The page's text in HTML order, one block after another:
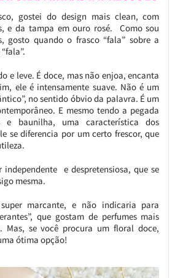
gostei do design mais clean, com
e da tampa em ouro rosé. Como sou
gosto quando o frasco “fala” sobre a
e leve. É doce, mas não enjoa, encanta
ele é intensamente suave. Não é um
no sentido óbvio da palavra. É um
E mesmo tendo a pegada
e baunilha, uma característica dos
se diferencia por um certo frescor, que
independente e despretensiosa, que se
mesma.
marcante, e não indicaria para
que gostam de perfumes mais
Mas, se você procura um floral doce,
ótima opção!